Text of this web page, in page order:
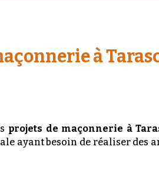
à
projets de maçonnerie à
ayant besoin de réaliser des